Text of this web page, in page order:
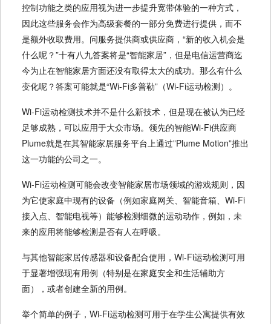
控制功能之类的应用视为进一步提升宽带体验的一种方式，
因此这些服务会作为高级套餐的一部分免费进行提供，而不
是额外收取费用。问服务提供商或供应商，“新的收入机会是
什么呢？”十有八九答案将是“智能家居”，但是电信运营商迄
今为止在智能家居方面还没有取得太大的成功。那么有什么
变化呢？答案可能就是“Wi-Fi多普勒”（Wi-Fi运动检测）。
Wi-Fi运动检测技术并不是什么新技术，但是现在被认为已经
足够成熟，可以应用于大众市场。领先的智能Wi-Fi供应商
Plume就是在其智能家居服务平台上通过”Plume Motion”推出
这一功能的公司之一。
Wi-Fi运动检测可能会改变智能家居市场领域的游戏规则，因
为它使家庭中现有的设备（例如家庭网关、智能音箱、Wi-Fi
接入点、智能电视等）能够检测细微的运动动作，例如，未
来的应用将能够检测是否有人在呼吸。
与其他智能家居传感器和设备配合使用，Wi-Fi运动检测可用
于显著增强现有用例（特别是在家庭安全和生活辅助方
面），或者创建全新的用例。
举个简单的例子，Wi-Fi运动检测可用于在学生公寓提供有效